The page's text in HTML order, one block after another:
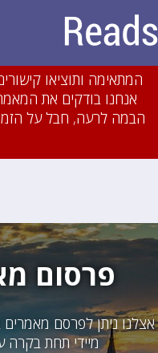
עשרות מאמרים שהיו
המתאימה ותוציאו
אנחנו בודקים את
הבמה לרעה, חבל על הזמן
פרסום
אצלנו ניתן לפרסם מאמרים
מיידי תחת בקרה